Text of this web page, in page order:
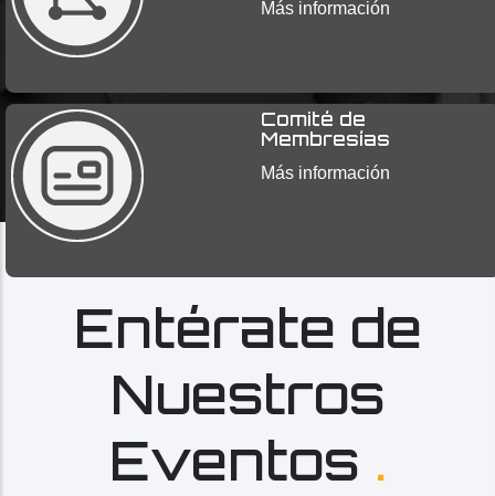
Más información
Comité de
Membresías
Más información
Entérate de
Nuestros
Eventos